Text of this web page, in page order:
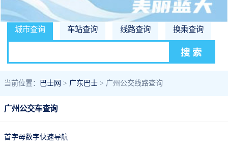
城市查询 车站查询 线路查询 换乘查询
当前位置： 巴士网 > 广东巴士 > 广州公交线路查询
广州公交车查询
首字母数字快速导航